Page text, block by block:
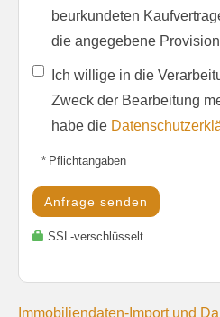
beurkundeten
die angegebene
Ich willige in die
Zweck der Bearbeitung
habe die
* Pflichtangaben
Anfrage senden
SSL-verschlüsselt
Immobiliendaten-Import und